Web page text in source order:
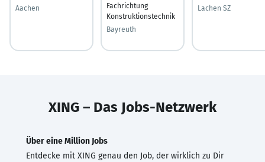
Aachen
Fachrichtung
Konstruktionstechnik
Bayreuth
Lachen SZ
XING – Das Jobs-Netzwerk
Über eine Million Jobs
Entdecke mit XING genau den Job, der wirklich zu Dir